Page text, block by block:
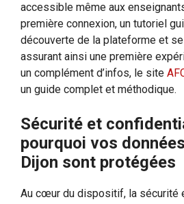
accessible même aux
première connexion, un tutoriel
découverte de la plateforme et
assurant ainsi une première
un complément d’infos, le site
un guide complet et méthodique.
Sécurité et
pourquoi vos
Dijon sont protégées
Au cœur du dispositif, la sécurité